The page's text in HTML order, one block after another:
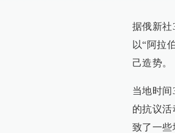
据俄新社
以“阿拉
己造势。
当地时
的抗议活
致了一些